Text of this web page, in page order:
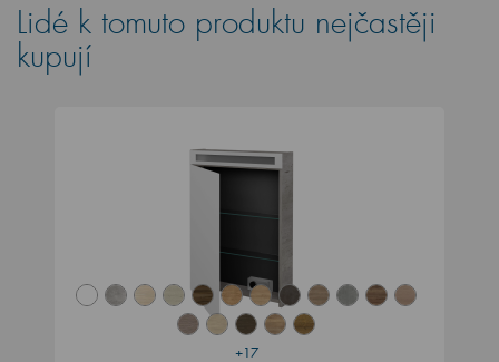
Lidé k tomuto produktu nejčastěji
kupují
+17